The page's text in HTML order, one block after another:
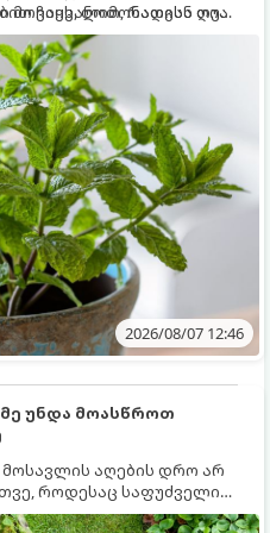
რადგან ღია
ფესვებით ძალიან
მცენარეებს ავიწროებს.
ჩაის, ლიმონათისა თუ
2026/08/07 12:46
უნდა მოასწროთ
აღების დრო არ
როდესაც საფუძველი
და ბაღი მზადდება